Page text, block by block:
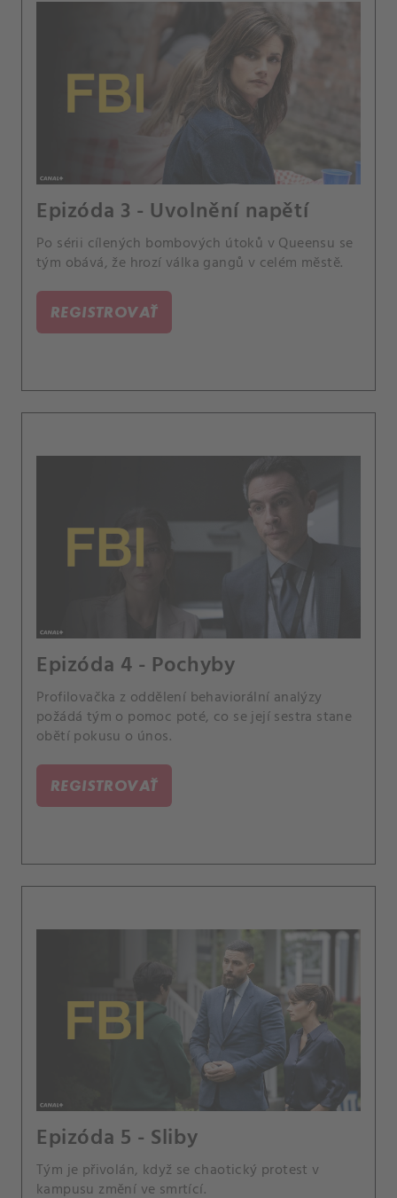
Epizóda 3 - Uvolnění napětí
Po sérii cílených bombových útoků v Queensu se
tým obává, že hrozí válka gangů v celém městě.
REGISTROVAŤ
Epizóda 4 - Pochyby
Profilovačka z oddělení behaviorální analýzy
požádá tým o pomoc poté, co se její sestra stane
obětí pokusu o únos.
REGISTROVAŤ
Epizóda 5 - Sliby
Tým je přivolán, když se chaotický protest v
kampusu změní ve smrtící.